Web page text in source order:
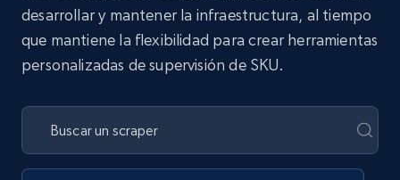
desarrollar y mantener la infraestructura, al tiempo
que mantiene la flexibilidad para crear herramientas
personalizadas de supervisión de SKU.